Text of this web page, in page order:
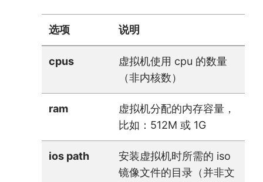
选项 说明
cpus
虚拟机使用 cpu 的数量
（非内核数）
ram
虚拟机分配的内存容量，
比如：512M 或 1G
ios path
安装虚拟机时所需的 iso
镜像文件的目录（并非文